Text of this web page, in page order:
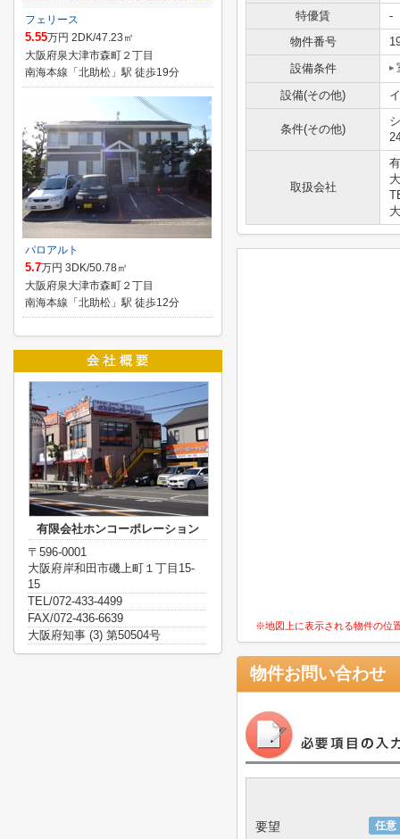
特優賃
-
物件番号
設備条件
設備(その他)
条件(その他)
取扱会社
※地図上に表示される物件の位
物件お問い合わせ
任意
要望
フェリース
5.55万円 2DK/47.23㎡
大阪府泉大津市森町２丁目
南海本線「北助松」駅 徒歩19分
パロアルト
5.7万円 3DK/50.78㎡
大阪府泉大津市森町２丁目
南海本線「北助松」駅 徒歩12分
有限会社ホンコーポレーション
〒596-0001
大阪府岸和田市磯上町１丁目15-
15
TEL/072-433-4499
FAX/072-436-6639
大阪府知事 (3) 第50504号